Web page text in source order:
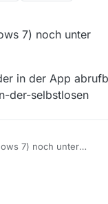
7) noch unter
in der App
der-selbstlosen
7) noch unter
in der App abrufbar: